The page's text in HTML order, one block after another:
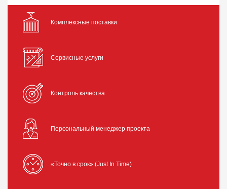
Комплексные поставки
Сервисные услуги
Контроль качества
Персональный менеджер проекта
«Точно в срок» (Just In Time)